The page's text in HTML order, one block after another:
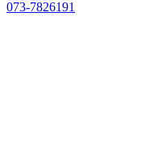
073-7826191